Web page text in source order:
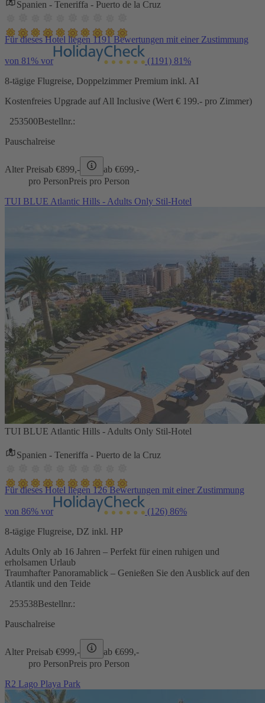
Spanien - Teneriffa - Puerto de la Cruz
Für dieses Hotel liegen 1191 Bewertungen mit einer Zustimmung
von 81% vor (1191) 81%
8-tägige Flugreise, Doppelzimmer Premium inkl. AI
Kostenfreies Upgrade auf All Inclusive (Wert € 199.- pro Zimmer)
253500Bestellnr.:
Pauschalreise
Alter Preisab €899,- ab €699,-
pro PersonPreis pro Person
TUI BLUE Atlantic Hills - Adults Only Stil-Hotel
TUI BLUE Atlantic Hills - Adults Only Stil-Hotel
Spanien - Teneriffa - Puerto de la Cruz
Für dieses Hotel liegen 126 Bewertungen mit einer Zustimmung
von 86% vor (126) 86%
8-tägige Flugreise, DZ inkl. HP
Adults Only ab 16 Jahren – Perfekt für einen ruhigen und
erholsamen Urlaub
Traumhafter Panoramablick – Genießen Sie den Ausblick auf den
Atlantik und den Teide
253538Bestellnr.:
Pauschalreise
Alter Preisab €999,- ab €699,-
pro PersonPreis pro Person
R2 Lago Playa Park